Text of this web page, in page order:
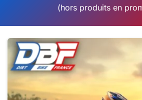
(hors produits en